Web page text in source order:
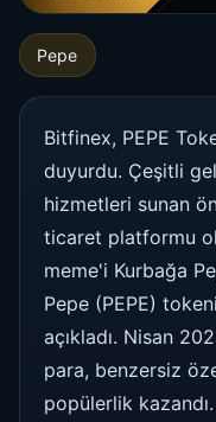
Pepe
Bitfinex, PEPE
duyurdu. Çeşitli
hizmetleri sunan
ticaret platformu
meme'i Kurbağa
Pepe (PEPE)
açıkladı. Nisan
para, benzersiz
popülerlik